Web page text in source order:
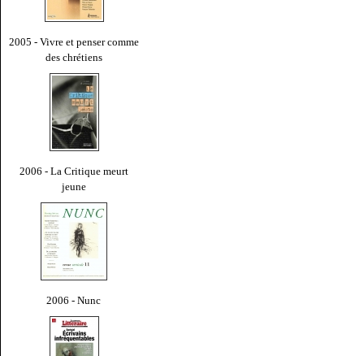
2005 - Vivre et penser comme
des chrétiens
2006 - La Critique meurt
jeune
2006 - Nunc